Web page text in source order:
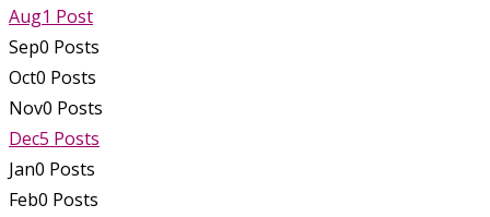
Aug1 Post
Sep0 Posts
Oct0 Posts
Nov0 Posts
Dec5 Posts
Jan0 Posts
Feb0 Posts